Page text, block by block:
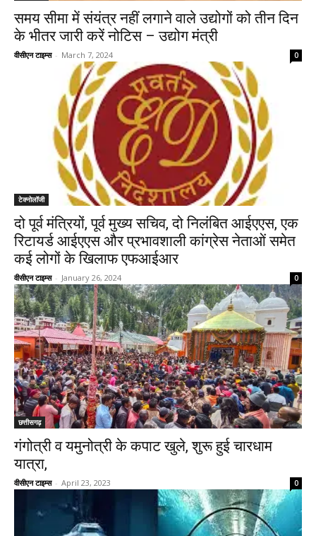
समय सीमा में संयंत्र नहीं लगाने वाले उद्योगों को तीन दिन
के भीतर जारी करें नोटिस – उद्योग मंत्री
वीसीएन टाइम्स - March 7, 2024 0
टेक्नोलॉजी
दो पूर्व मंत्रियों, पूर्व मुख्य सचिव, दो निलंबित आईएएस, एक
रिटायर्ड आईएएस और प्रभावशाली कांग्रेस नेताओं समेत
कई लोगों के खिलाफ एफआईआर
वीसीएन टाइम्स - January 26, 2024 0
छत्तीसगढ़
गंगोत्री व यमुनोत्री के कपाट खुले, शुरू हुई चारधाम
यात्रा,
वीसीएन टाइम्स - April 23, 2023 0